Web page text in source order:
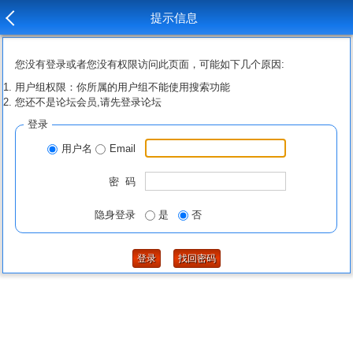
提示信息
您没有登录或者您没有权限访问此页面，可能如下几个原因:
用户组权限：你所属的用户组不能使用搜索功能
您还不是论坛会员,请先登录论坛
登录
用户名 Email
密 码
隐身登录 是 否